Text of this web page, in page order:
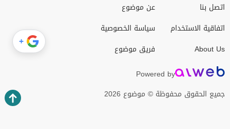
اتصل بنا
اتفاقية الاستخدام
About Us
عن موضوع
سياسة الخصوصية
فريق موضوع
Powered by
جميع الحقوق محفوظة © موضوع 2026
+